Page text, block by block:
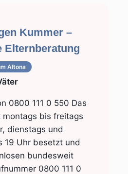
Kummer –
Elternberatung
Altona
0800 111 0 550 Das
montags bis freitags
dienstags und
19 Uhr besetzt und
bundesweit
0800 111 0